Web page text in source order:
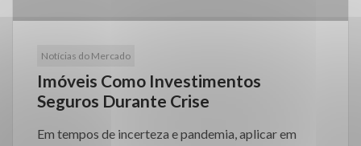
Notícias do Mercado
Imóveis Como Investimentos
Seguros Durante Crise
Em tempos de incerteza e pandemia, aplicar em